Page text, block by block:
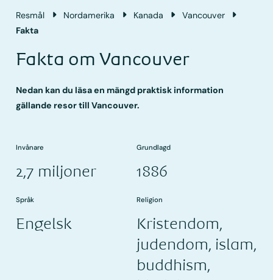
Resmål Nordamerika Kanada
Vancouver
Fakta
Fakta om Vancouver
Nedan kan du läsa en mängd praktisk information
gällande resor till Vancouver.
Invånare
2,7 miljoner
Grundlagd
1886
Språk
Engelsk
Religion
Kristendom,
judendom, islam,
buddhism,